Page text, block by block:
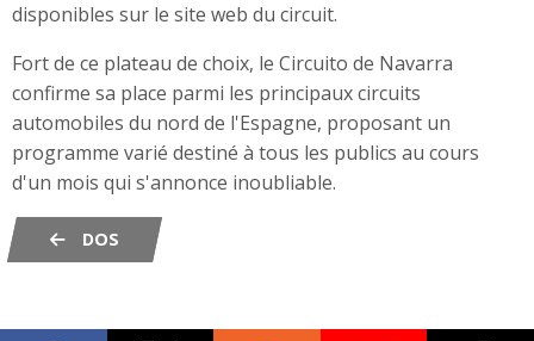
disponibles sur le site web du circuit.
Fort de ce plateau de choix, le Circuito de Navarra
confirme sa place parmi les principaux circuits
automobiles du nord de l'Espagne, proposant un
programme varié destiné à tous les publics au cours
d'un mois qui s'annonce inoubliable.
DOS